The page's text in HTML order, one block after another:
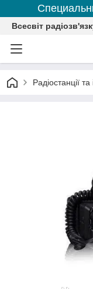
Всесвіт
Радіостанції